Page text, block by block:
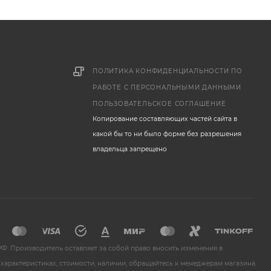
ПОЛИТИКА КОНФИДЕНЦИАЛЬНОСТИ ПО
РАБОТЕ С ПЕРСОНАЛЬНЫМИ ДАННЫМИ
ПОЛЬЗОВАТЕЛЬСКОЕ СОГЛАШЕНИЕ
Копирование составляющих частей сайта в
какой бы то ни было форме без разрешения
владельца запрещено
Производитель оставляет за собой право вносить изменения в
стоимости, наличии, обращайтесь к менеджерам магазина.